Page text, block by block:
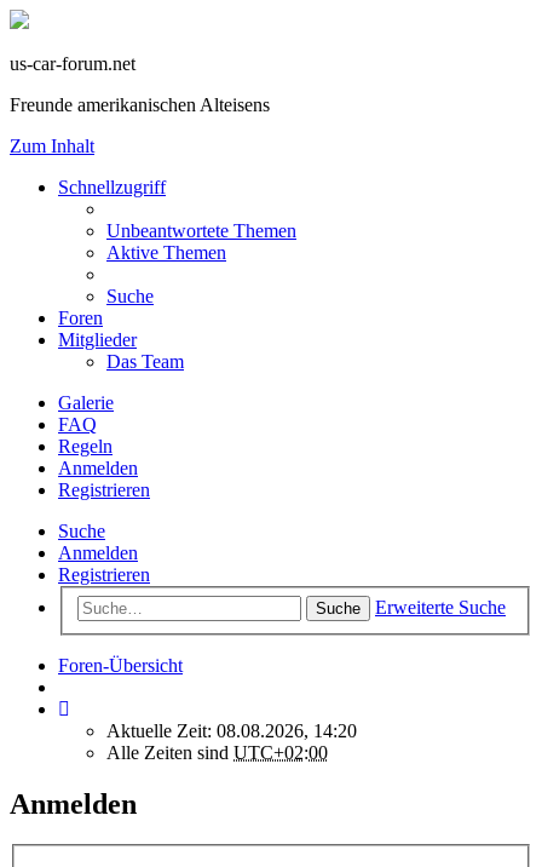
us-car-forum.net
Freunde amerikanischen Alteisens
Zum Inhalt
Schnellzugriff
Unbeantwortete Themen
Aktive Themen
Suche
Foren
Mitglieder
Das Team
Galerie
FAQ
Regeln
Anmelden
Registrieren
Suche
Anmelden
Registrieren
Suche Erweiterte Suche
Foren-Übersicht
Aktuelle Zeit: 08.08.2026, 14:20
Alle Zeiten sind UTC+02:00
Anmelden